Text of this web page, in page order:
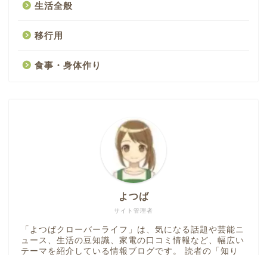
生活全般
移行用
食事・身体作り
サイト管理者
よつば
「よつばクローバーライフ」は、気になる話題や芸能ニ
ュース、生活の豆知識、家電の口コミ情報など、幅広い
テーマを紹介している情報ブログです。 読者の「知り